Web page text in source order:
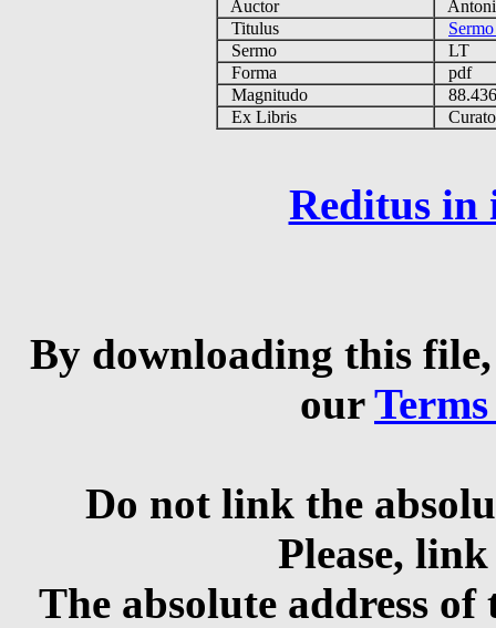
Auctor
Titulus
Sermo
LT
Forma
pdf
Magnitudo
Ex Libris
Reditus in
By downloading this
our
Do not link the
Please,
The absolute address